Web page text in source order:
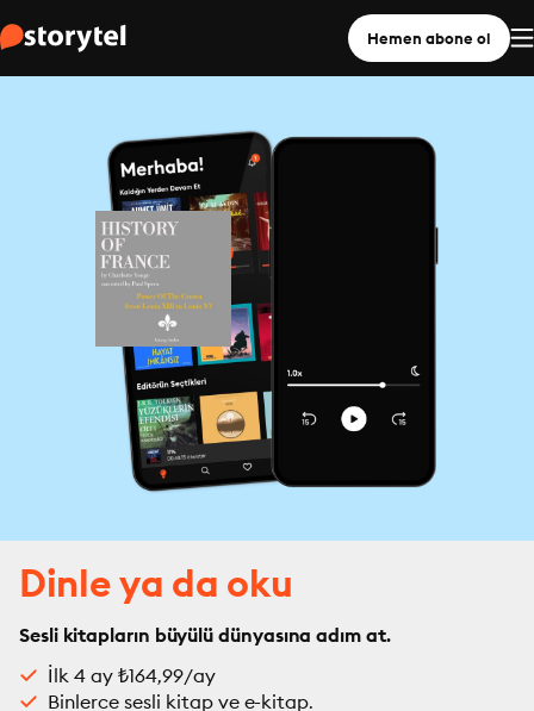
Hemen abone ol
Dinle ya da oku
Sesli kitapların büyülü dünyasına adım at.
İlk 4 ay ₺164,99/ay
Binlerce sesli kitap ve e-kitap.